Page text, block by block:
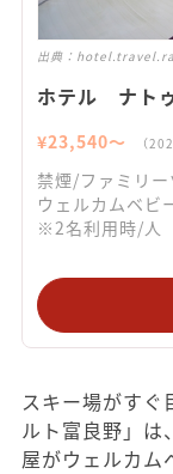
出典：
ホテル ナト
¥23,540〜 （
禁煙/ファミリ
ウェルカムベビ
※2名利用時/人
スキー場がすぐ
ルト富良野」
屋がウェルカム